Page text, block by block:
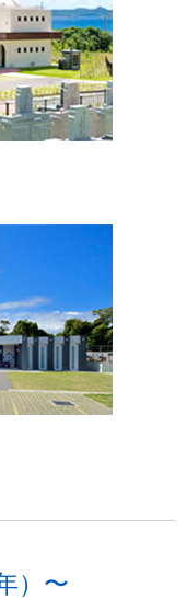
）〜